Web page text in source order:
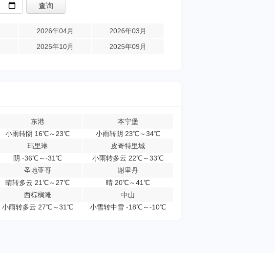
2026年04月
2026年03月
2025年10月 2025年09月
东港
小雨转阴 16℃～23℃
本宁堡
小雨转阴 23℃～34℃
玛里琳
阴 -36℃～-31℃
皮奇特里城
小雨转多云 22℃～33℃
圣地亚哥
晴转多云 21℃～27℃
谢里丹
晴 20℃～41℃
西棕榈滩
小雨转多云 27℃～31℃
中山
小雪转中雪 -18℃～-10℃